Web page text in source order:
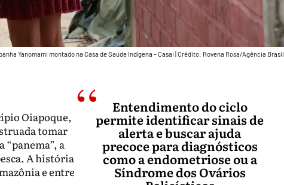
Yanomami montado na Casa de Saúde Indígena – Casai Crédito: Rovena Rosa/Agência Brasil
Entendimento do ciclo
permite identificar sinais de
alerta e buscar ajuda
precoce para diagnósticos
como a endometriose ou a
Síndrome dos Ovários
Oiapoque,
tomar
“panema”, a
A história
e entre